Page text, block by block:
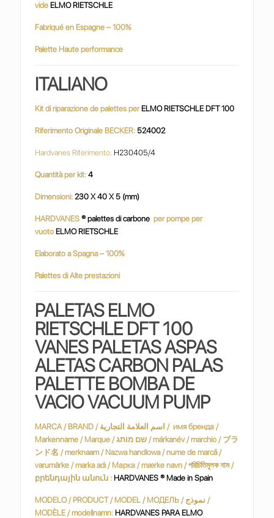
videELMO RIETSCHLE
Fabriqué en Espagne – 100%
Palette Haute performance
ITALIANO
Kit di riparazione de palettes perELMO RIETSCHLE DFT 100
Riferimento Originale BECKER:524002
Hardvanes Riferimento:H230405/4
Quantità per kit:4
Dimensioni:230 X 40 X 5 (mm)
HARDVANES® palettes di carbone per pompe per
vuotoELMO RIETSCHLE
Elaborato a Spagna – 100%
Palettes di Alte prestazioni
PALETAS ELMO
RIETSCHLE DFT 100
VANES PALETAS ASPAS
ALETAS CARBON PALAS
PALETTE BOMBA DE
VACIO VACUUM PUMP
MARCA / BRAND / اسم العلامة التجارية / имя бренда /
Markenname / Marque / שם מותג / márkanév / marchio / ブラ
ンド名 / merknaam / Nazwa handlowa / nume de marcă /
varumärke / marka adı / Марка / mærke navn / পরিচিতিমুলক নাম /
բրենդային անուն :HARDVANES ® Made in Spain
MODELO / PRODUCT / MODEL / МОДЕЛЬ / نموذج /
MODÈLE / modellnamn:HARDVANES PARA ELMO